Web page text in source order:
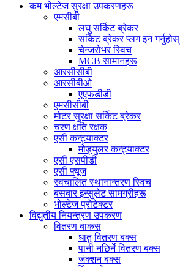
कम भोल्टेज सुरक्षा उपकरणहरू
एमसीबी
लघु सर्किट ब्रेकर
सर्किट ब्रेकर प्लग इन गर्नुहोस्
चेन्जरोभर स्विच
MCB सामानहरू
आरसीसीबी
आरसीबीओ
एएफडीडी
एमसीसीबी
मोटर सुरक्षा सर्किट ब्रेकर
चरण क्षति रक्षक
एसी कन्ट्याक्टर
मोड्युलर कन्ट्याक्टर
एसी एसपीडी
एसी फ्यूज
स्वचालित स्थानान्तरण स्विच
बसबार इन्सुलेट सामग्रीहरू
भोल्टेज प्रोटेक्टर
विद्युतीय नियन्त्रण उपकरण
वितरण बाकस
धातु वितरण बक्स
पानी नछिर्ने वितरण बक्स
जंक्शन बक्स